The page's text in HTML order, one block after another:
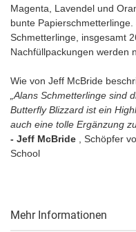
Magenta, Lavendel und
bunte
Schmetterlinge, insgesamt
Nachfüllpackungen werden
Wie von Jeff McBride
„Alans Schmetterlinge sind
Butterfly Blizzard ist ein
auch eine tolle Ergänzung
- Jeff McBride , Schöpfer
School
Mehr Informationen